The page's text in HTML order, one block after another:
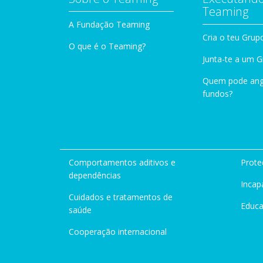
A Fundação Teaming
O que é o Teaming?
Teaming
Cria o teu
Junta-te a um
Quem pode
fundos?
Comportamentos aditivos e
dependências
Cuidados e tratamentos de
saúde
Cooperação internacional